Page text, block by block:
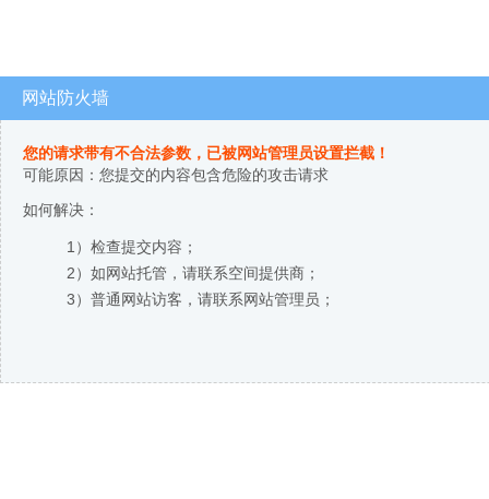
网站防火墙
您的请求带有不合法参数，已被网站管理员设置拦截！
可能原因：您提交的内容包含危险的攻击请求
如何解决：
1）检查提交内容；
2）如网站托管，请联系空间提供商；
3）普通网站访客，请联系网站管理员；